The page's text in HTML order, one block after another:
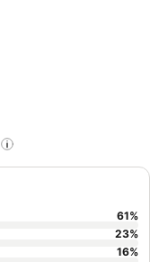
61%
23%
16%